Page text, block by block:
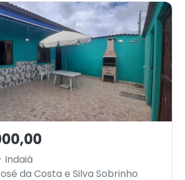
Indaiá
da Costa e Silva Sobrinho